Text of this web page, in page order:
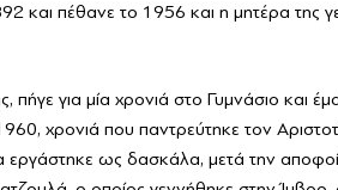
και πέθανε το 1956 και η μητέρα της
για μία χρονιά στο Γυμνάσιο και
χρονιά που παντρεύτηκε τον
ως δασκάλα, μετά την